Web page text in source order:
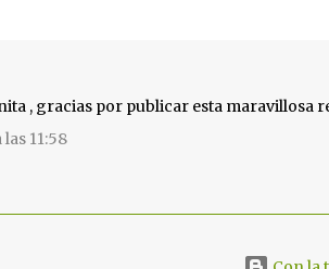
, gracias por publicar esta maravillosa
11:58